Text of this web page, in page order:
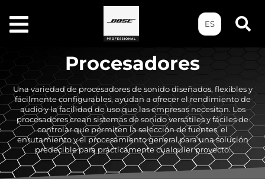
ES
Procesadores
Una variedad de procesadores de sonido diseñados, flexibles y
fácilmente configurables, ayudan a ofrecer el rendimiento de
audio y la facilidad de uso que las empresas necesitan. Los
procesadores crean sistemas de sonido versátiles y fáciles de
controlar que permiten la selección de fuentes, el
enrutamiento y el procesamiento general para una solución
predecible para prácticamente cualquier proyecto.